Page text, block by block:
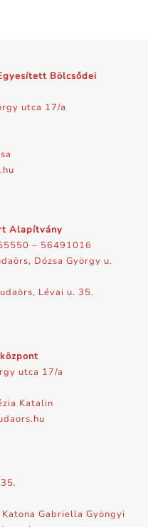
Bölcsődei
utca 17/a
Alapítvány
– 56491016
Dózsa György u.
Lévai u. 35.
utca 17/a
Katalin
Gabriella Gyöngyi